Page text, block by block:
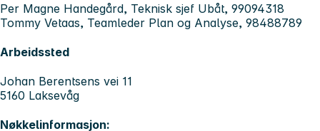
Per Magne Handegård, Teknisk sjef Ubåt, 99094318
Tommy Vetaas, Teamleder Plan og Analyse, 98488789
Arbeidssted
Johan Berentsens vei 11
5160 Laksevåg
Nøkkelinformasjon: